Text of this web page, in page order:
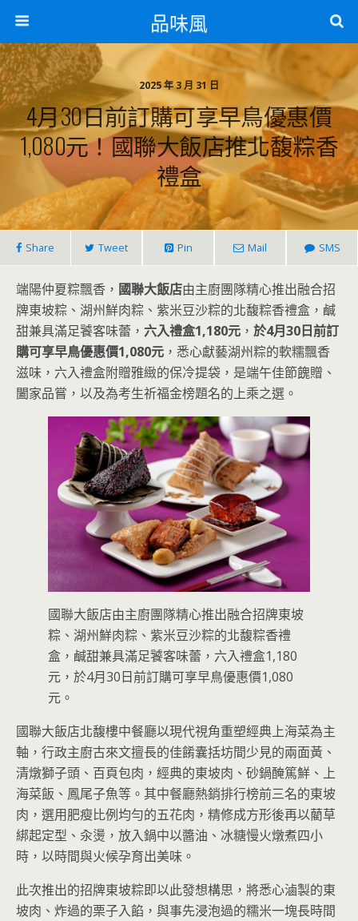
品味風
2025 年 3 月 31 日
4月30日前訂購可享早鳥優惠價
1,080元！國聯大飯店推北馥粽香
禮盒
Share Tweet Pin Mail SMS
端陽仲夏粽飄香， 國聯大飯店由主廚團隊精心推出融合招
牌東坡粽、湖州鮮肉粽、紫米豆沙粽的北馥粽香禮盒，鹹
甜兼具滿足饕客味蕾， 六入禮盒1,180元 ， 於4月30日前訂
購可享早鳥優惠價1,080元 ，悉心獻藝湖州粽的軟糯飄香
滋味，六入禮盒附贈雅緻的保冷提袋，是端午佳節餽贈、
闔家品嘗，以及為考生祈福金榜題名的上乘之選。
國聯大飯店由主廚團隊精心推出融合招牌東坡
粽、湖州鮮肉粽、紫米豆沙粽的北馥粽香禮
盒，鹹甜兼具滿足饕客味蕾，六入禮盒1,180
元，於4月30日前訂購可享早鳥優惠價1,080
元。
國聯大飯店北馥樓中餐廳以現代視角重塑經典上海菜為主
軸，行政主廚古來文擅長的佳餚囊括坊間少見的兩面黃、
清燉獅子頭、百頁包肉，經典的東坡肉、砂鍋醃篤鮮、上
海菜飯、鳳尾子魚等。其中餐廳熱銷排行榜前三名的東坡
肉，選用肥瘦比例均勻的五花肉，精修成方形後再以藺草
綁起定型、汆燙，放入鍋中以醬油、冰糖慢火燉煮四小
時，以時間與火候孕育出美味。
此次推出的招牌東坡粽即以此發想構思，將悉心滷製的東
坡肉、炸過的栗子入餡，與事先浸泡過的糯米一塊長時間